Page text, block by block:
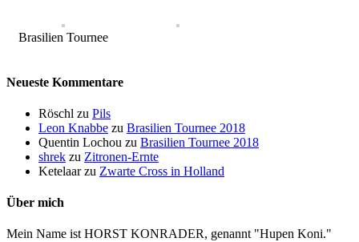
Brasilien Tournee
Neueste Kommentare
Röschl zu Pils
Leon Knabbe zu Brasilien Tournee 2018
Quentin Lochou zu Brasilien Tournee 2018
shrek zu Zitronen-Ernte
Ketelaarzu Zwarte Cross in Holland
Über mich
Mein Name ist HORST KONRADER, genannt "Hupen Koni."